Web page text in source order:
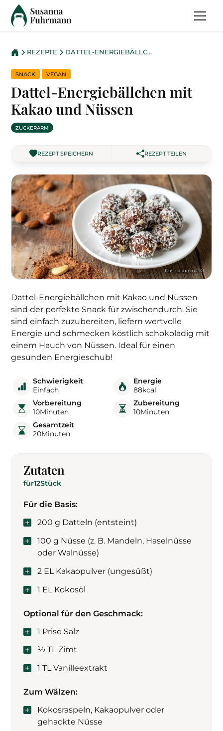
REZEPTE DATTEL-ENERGIE­BÄLLCHEN MIT KAKAO UND NÜSSEN
SNACK VEGAN
Dattel-Energie­bällchen mit
Kakao und Nüssen
ZUCKERARM
REZEPT SPEICHERN REZEPT TEILEN
Dattel-Energiebällchen mit Kakao und Nüssen
sind der perfekte Snack für zwischendurch. Sie
sind einfach zuzubereiten, liefern wertvolle
Energie und schmecken köstlich schokoladig mit
einem Hauch von Nüssen. Ideal für einen
gesunden Energieschub!
Schwierigkeit
Einfach
Energie
88kcal
Vorbereitung
10Minuten
Zubereitung
10Minuten
Gesamtzeit
20Minuten
Zutaten
für12Stück
Für die Basis:
200 g Datteln (entsteint)
100 g Nüsse (z. B. Mandeln, Haselnüsse
oder Walnüsse)
2 EL Kakaopulver (ungesüßt)
1 EL Kokosöl
Optional für den Geschmack:
1 Prise Salz
½ TL Zimt
1 TL Vanilleextrakt
Zum Wälzen:
Kokosraspeln, Kakaopulver oder
gehackte Nüsse